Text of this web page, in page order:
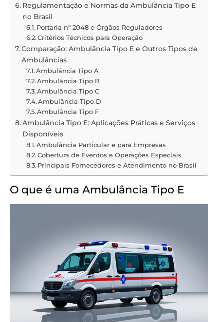
Regulamentação e Normas da Ambulância Tipo E
no Brasil
Portaria nº 2048 e Órgãos Reguladores
Critérios Técnicos para Operação
Comparação: Ambulância Tipo E e Outros Tipos de
Ambulâncias
Ambulância Tipo A
Ambulância Tipo B
Ambulância Tipo C
Ambulância Tipo D
Ambulância Tipo F
Ambulância Tipo E: Aplicações Práticas e Serviços
Disponíveis
Ambulância Particular e para Empresas
Cobertura de Eventos e Operações Especiais
Principais Fornecedores e Atendimento no Brasil
O que é uma Ambulância Tipo E